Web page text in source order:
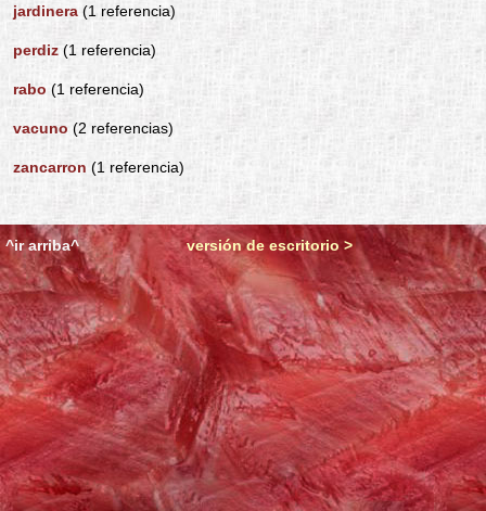
jardinera (1 referencia)
perdiz (1 referencia)
rabo (1 referencia)
vacuno (2 referencias)
zancarron (1 referencia)
^ir arriba^ versión de escritorio >